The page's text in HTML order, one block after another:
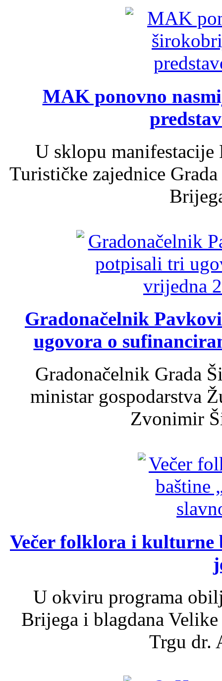
MAK ponovno
U sklopu
Turističke zajednice
Gradonačelnik
ugovora o
Gradonačelnik Grada
ministar gospodarstva
Zvonimir
Večer folklora i kulturne
U okviru programa
Brijega i blagdana
Trgu dr.